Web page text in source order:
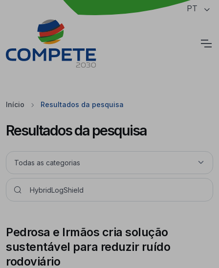
Saltar para o conteúdo principal da página PT
Início Resultados da pesquisa
Resultados da pesquisa
Pedrosa e Irmãos cria solução
sustentável para reduzir ruído
rodoviário